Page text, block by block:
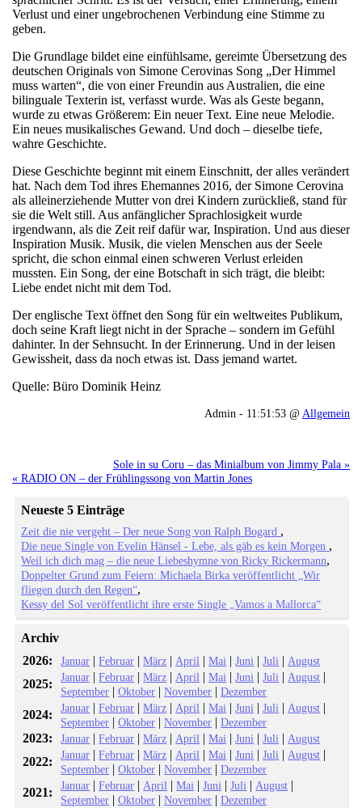
Verlust und einer ungebrochenen Verbindung eine Stimme zu
geben.
Die Grundlage bildet eine einfühlsame, gereimte Übersetzung des
deutschen Originals von Simone Cerovinas Song „Der Himmel
muss warten“, die von einer Freundin aus Australien, die eine
bilinguale Texterin ist, verfasst wurde. Was als Geste begann,
wurde zu etwas Größerem: Ein neuer Text. Eine neue Melodie.
Ein neues musikalisches Gewand. Und doch – dieselbe tiefe,
wahre Geschichte.
Diese Geschichte beginnt mit einem Einschnitt, der alles verändert
hat. Nach dem Tod ihres Ehemannes 2016, der Simone Cerovina
als alleinerziehende Mutter von drei Kindern zurückließ, stand für
sie die Welt still. Aus anfänglicher Sprachlosigkeit wurde
irgendwann, als die Zeit reif dafür war, Inspiration. Und aus dieser
Inspiration Musik. Musik, die vielen Menschen aus der Seele
spricht, die schon einmal einen schweren Verlust erleiden
mussten. Ein Song, der eine Botschaft in sich trägt, die bleibt:
Liebe endet nicht mit dem Tod.
Der englische Text öffnet den Song für ein weltweites Publikum,
doch seine Kraft liegt nicht in der Sprache – sondern im Gefühl
dahinter. In der Sehnsucht. In der Erinnerung. Und in der leisen
Gewissheit, dass da noch etwas ist. Dass jemand wartet.
Quelle: Büro Dominik Heinz
Admin - 11:51:53 @ Allgemein
Sole in su Coru – das Minialbum von Jimmy Pala »
« RADIO ON – der Frühlingssong von Martin Jones
Neueste 5 Einträge
Zeit die nie vergeht – Der neue Song von Ralph Bogard
Die neue Single von Evelin Hänsel - Lebe, als gäb es kein Morgen
Weil ich dich mag – die neue Liebeshymne von Ricky Rickermann
Doppelter Grund zum Feiern: Michaela Birka veröffentlicht „Wir
fliegen durch den Regen“
Kessy del Sol veröffentlicht ihre erste Single „Vamos a Mallorca“
Archiv
2026:
Januar |Februar |März | April |Mai |Juni |Juli | August
2025: Januar |Februar |März | April |Mai |Juni |Juli | August |
September |Oktober |November |Dezember
2024: Januar |Februar |März | April |Mai |Juni |Juli | August |
September |Oktober |November |Dezember
2023: Januar |Februar |März | April |Mai |Juni |Juli | August
2022: Januar |Februar |März | April |Mai |Juni |Juli | August |
September |Oktober |November |Dezember
2021: Januar |Februar | April |Mai |Juni |Juli | August |
September |Oktober |November |Dezember